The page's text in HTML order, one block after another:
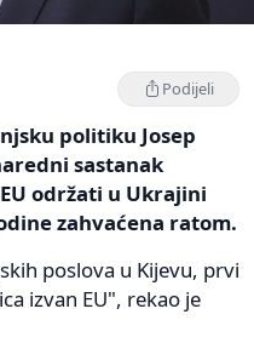
Podijeli
politiku Josep
sastanak
održati u Ukrajini
zahvaćena ratom.
poslova u Kijevu, prvi
izvan EU", rekao je